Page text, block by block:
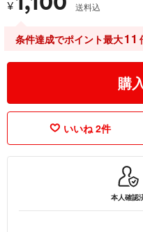
¥ 送料込
条件達成でポイント最大11
購
いいね 2件
本人確認